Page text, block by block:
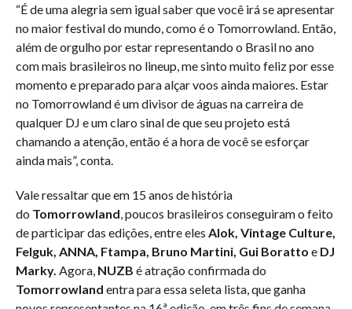
“É de uma alegria sem igual saber que você irá se apresentar
no maior festival do mundo, como é o Tomorrowland. Então,
além de orgulho por estar representando o Brasil no ano
com mais brasileiros no lineup, me sinto muito feliz por esse
momento e preparado para alçar voos ainda maiores. Estar
no Tomorrowland é um divisor de águas na carreira de
qualquer DJ e um claro sinal de que seu projeto está
chamando a atenção, então é a hora de você se esforçar
ainda mais”, conta.
Vale ressaltar que em 15 anos de história
do Tomorrowland , poucos brasileiros conseguiram o feito
de participar das edições, entre eles Alok, Vintage Culture,
Felguk, ANNA, Ftampa, Bruno Martini, Gui Boratto e DJ
Marky. Agora, NUZB é atração confirmada do
Tomorrowland entra para essa seleta lista, que ganha